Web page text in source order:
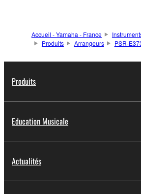
Accueil - Yamaha - France
Produits
Arrangeurs PSR-
Produits
Education Musicale
Actualités